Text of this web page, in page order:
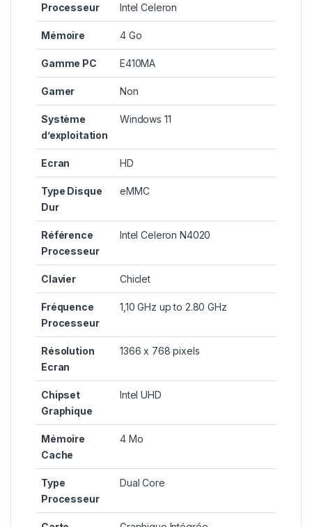
Processeur Intel Celeron
Mémoire 4 Go
Gamme PC E410MA
Gamer Non
Système
d’exploitation
Windows 11
Ecran HD
Type Disque
Dur
eMMC
Référence
Processeur
Intel Celeron N4020
Clavier Chiclet
Fréquence
Processeur
1,10 GHz up to 2.80 GHz
Résolution
Ecran
1366 x 768 pixels
Chipset
Graphique
Intel UHD
Mémoire
Cache
4 Mo
Type
Processeur
Dual Core